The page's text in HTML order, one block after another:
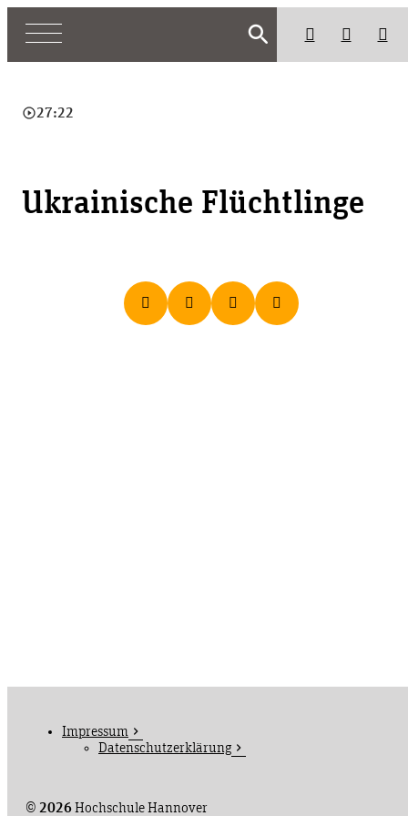
search
play_circle_outline27:22
Ukrainische Flüchtlinge
© 2026Hochschule Hannover
Impressum
Datenschutzerklärung